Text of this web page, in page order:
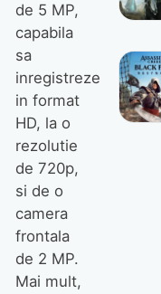
de 5 MP,
capabila
sa
inregistreze
in format
HD, la o
rezolutie
de 720p,
si de o
camera
frontala
de 2 MP.
Mai mult,